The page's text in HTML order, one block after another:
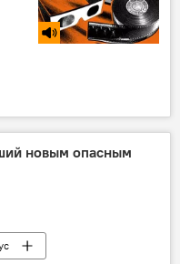
новым опасным